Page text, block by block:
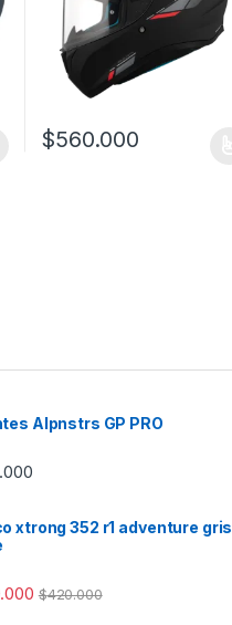
$560.000
Alpnstrs GP PRO
xtrong 352 r1 adventure gris
$420.000